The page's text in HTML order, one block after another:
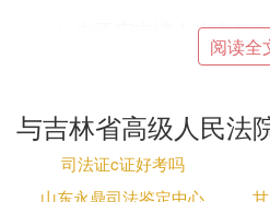
（一）由再审申请人本人签
式二份，应当载明当事人的
（二）原一、二审判决书、
印件，经过人民法院复查或
知书、再审判决书或裁定书
阅读全
与吉林省高级人民法
司法证c证好考吗
山东永鼎司法鉴定中心